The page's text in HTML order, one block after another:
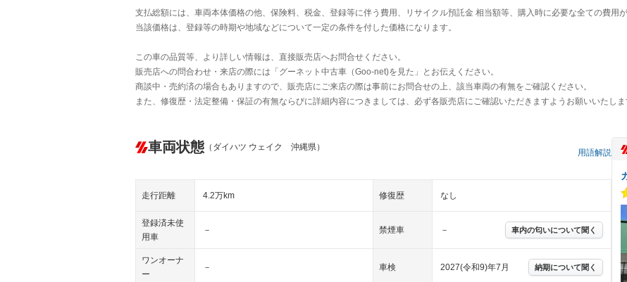
支払総額には、車両本体価格の他、保険料、税金、登録等に伴う費用、リサイクル預託金 相当額等、購入時に必要な全ての費用が
当該価格は、登録等の時期や地域などについて一定の条件を付した価格になります。
この車の品質等、より詳しい情報は、直接販売店へお問合せください。
販売店への問合わせ・来店の際には「グーネット中古車（Goo-net)を見た」とお伝えください。
商談中・売約済の場合もありますので、販売店にご来店の際は事前にお問合せの上、該当車両の有無をご確認ください。
また、修復歴・法定整備・保証の有無ならびに詳細内容につきましては、必ず各販売店にご確認いただきますようお願いいたしま
車両状態 （ダイハツ ウェイク 沖縄県）
用語解説
走行距離 4.2万km 修復歴 なし
登録済未使
用車
－ 禁煙車 － 車内の匂いについて聞く
ワンオーナ
ー
－ 車検 2027(令和9)年7月 納期について聞く